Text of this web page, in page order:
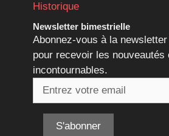
Historique
Newsletter bimestrielle
Abonnez-vous à la
pour recevoir les nouveautés
incontournables.